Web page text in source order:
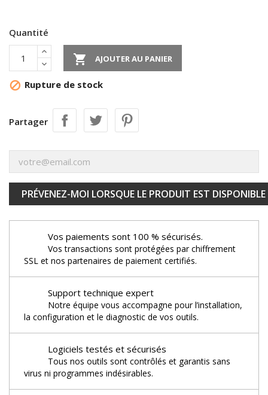
Quantité
 AJOUTER AU PANIER
 Rupture de stock
Partager
PRÉVENEZ-MOI LORSQUE LE PRODUIT EST DISPONIBLE
Vos paiements sont 100 % sécurisés.
Vos transactions sont protégées par chiffrement
SSL et nos partenaires de paiement certifiés.
Support technique expert
Notre équipe vous accompagne pour l’installation,
la configuration et le diagnostic de vos outils.
Logiciels testés et sécurisés
Tous nos outils sont contrôlés et garantis sans
virus ni programmes indésirables.